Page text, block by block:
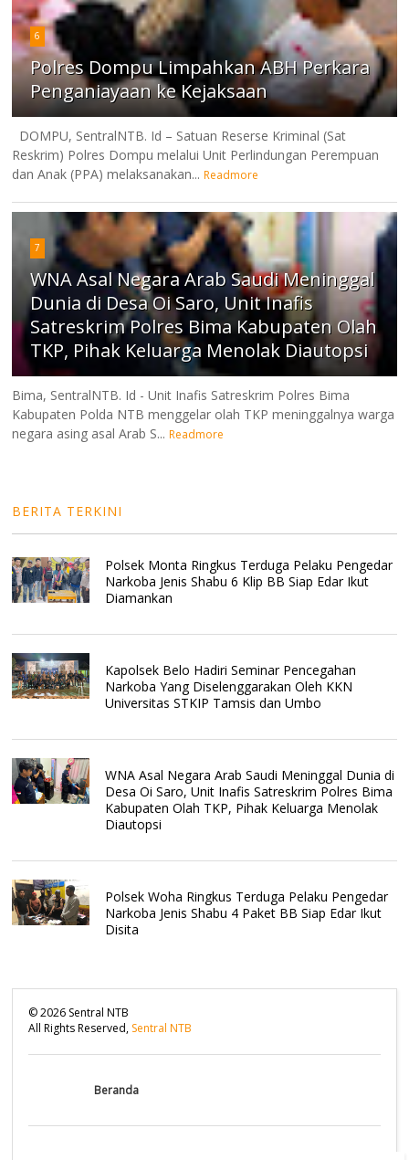
6
Polres Dompu Limpahkan ABH Perkara
Penganiayaan ke Kejaksaan
DOMPU, SentralNTB. Id – Satuan Reserse Kriminal (Sat
Reskrim) Polres Dompu melalui Unit Perlindungan Perempuan
dan Anak (PPA) melaksanakan... Readmore
7
WNA Asal Negara Arab Saudi Meninggal
Dunia di Desa Oi Saro, Unit Inafis
Satreskrim Polres Bima Kabupaten Olah
TKP, Pihak Keluarga Menolak Diautopsi
Bima, SentralNTB. Id - Unit Inafis Satreskrim Polres Bima
Kabupaten Polda NTB menggelar olah TKP meninggalnya warga
negara asing asal Arab S... Readmore
BERITA TERKINI
Polsek Monta Ringkus Terduga Pelaku Pengedar
Narkoba Jenis Shabu 6 Klip BB Siap Edar Ikut
Diamankan
Kapolsek Belo Hadiri Seminar Pencegahan
Narkoba Yang Diselenggarakan Oleh KKN
Universitas STKIP Tamsis dan Umbo
WNA Asal Negara Arab Saudi Meninggal Dunia di
Desa Oi Saro, Unit Inafis Satreskrim Polres Bima
Kabupaten Olah TKP, Pihak Keluarga Menolak
Diautopsi
Polsek Woha Ringkus Terduga Pelaku Pengedar
Narkoba Jenis Shabu 4 Paket BB Siap Edar Ikut
Disita
©2026 Sentral NTB
All Rights Reserved, Sentral NTB
Beranda